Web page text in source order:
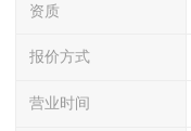
资质
报价方式
营业时间